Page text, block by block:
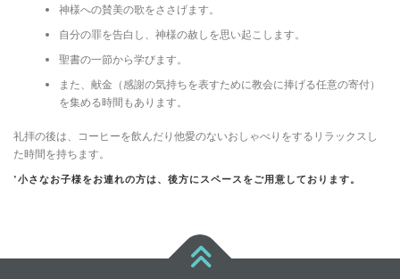
神様への賛美の歌をささげます。
自分の罪を告白し、神様の赦しを思い起こします。
聖書の一節から学びます。
また、献金（感謝の気持ちを表すために教会に捧げる任意の寄付）
を集める時間もあります。
礼拝の後は、コーヒーを飲んだり他愛のないおしゃべりをするリラックスし
た時間を持ちます。
*小さなお子様をお連れの方は、後方にスペースをご用意しております。